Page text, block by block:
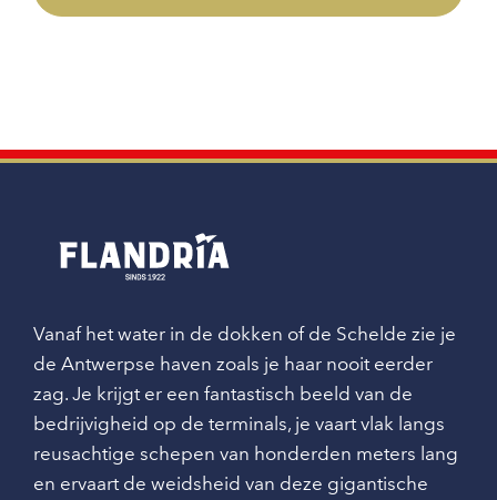
Vanaf het water in de dokken of de Schelde zie je
de Antwerpse haven zoals je haar nooit eerder
zag. Je krijgt er een fantastisch beeld van de
bedrijvigheid op de terminals, je vaart vlak langs
reusachtige schepen van honderden meters lang
en ervaart de weidsheid van deze gigantische